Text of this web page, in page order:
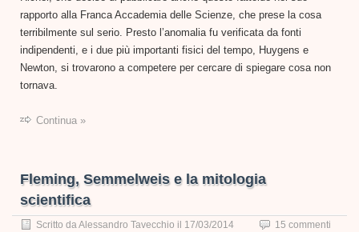
rapporto alla Franca Accademia delle Scienze, che prese la cosa
terribilmente sul serio. Presto l’anomalia fu verificata da fonti
indipendenti, e i due più importanti fisici del tempo, Huygens e
Newton, si trovarono a competere per cercare di spiegare cosa non
tornava.
Continua »
Fleming, Semmelweis e la mitologia
scientifica
Scritto da Alessandro Tavecchio il 17/03/2014 15 commenti